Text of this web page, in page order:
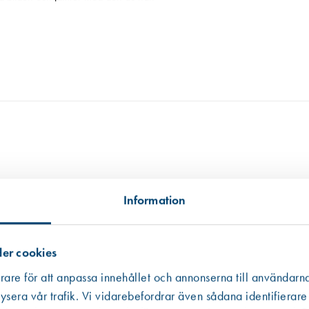
Information
cookies
för att anpassa innehållet och annonserna till
vår trafik. Vi vidarebefordrar även sådana
ursprung inte kunnat säkerställas har vi av trovärdighetsskäl valt